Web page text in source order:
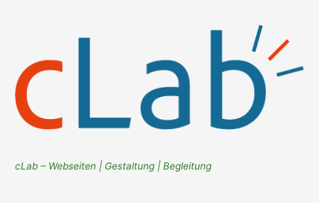
cLab – Webseiten | Gestaltung | Begleitung